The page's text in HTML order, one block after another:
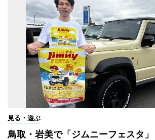
見る・遊ぶ
鳥取・岩美で「ジムニーフェスタ